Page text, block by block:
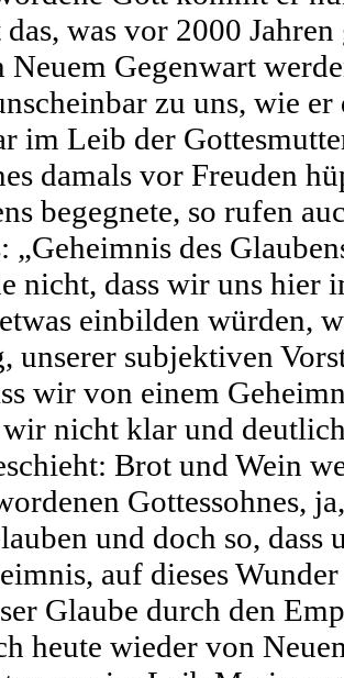
was vor 2000 Jahren
Neuem Gegenwart
zu uns, wie
im Leib der
damals vor Freuden
begegnete, so rufen
„Geheimnis des
nicht, dass wir uns hier
einbilden würden,
unserer subjektiven
wir von einem
nicht klar und
Brot und Wein
Gottessohnes,
und doch so, dass
auf dieses
Glaube durch den
heute wieder von